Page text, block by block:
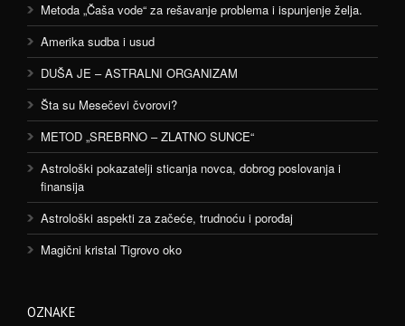
Metoda „Čaša vode“ za rešavanje problema i ispunjenje želja.
Amerika sudba i usud
DUŠA JE – ASTRALNI ORGANIZAM
Šta su Mesečevi čvorovi?
METOD „SREBRNO – ZLATNO SUNCE“
Astrološki pokazatelji sticanja novca, dobrog poslovanja i
finansija
Astrološki aspekti za začeće, trudnoću i porođaj
Magični kristal Tigrovo oko
OZNAKE